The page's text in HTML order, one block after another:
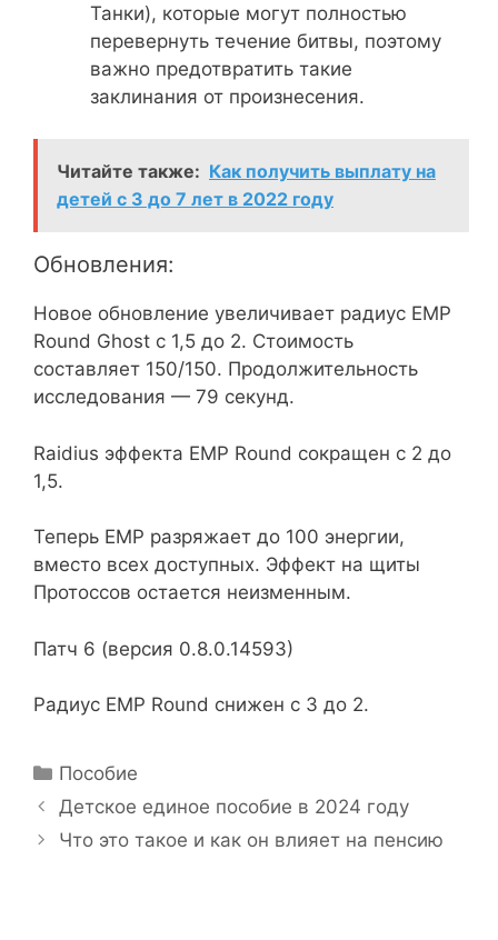
Танки), которые могут полностью
перевернуть течение битвы, поэтому
важно предотвратить такие
заклинания от произнесения.
Читайте также: Как получить выплату на
детей с 3 до 7 лет в 2022 году
Обновления:
Новое обновление увеличивает радиус EMP
Round Ghost с 1,5 до 2. Стоимость
составляет 150/150. Продолжительность
исследования — 79 секунд.
Raidius эффекта EMP Round сокращен с 2 до
1,5.
Теперь EMP разряжает до 100 энергии,
вместо всех доступных. Эффект на щиты
Протоссов остается неизменным.
Патч 6 (версия 0.8.0.14593)
Радиус EMP Round снижен с 3 до 2.
Р
у
р
Пособие
Н
а
Детское единое пособие в 2024 году
Что это такое и как он влияет на пенсию